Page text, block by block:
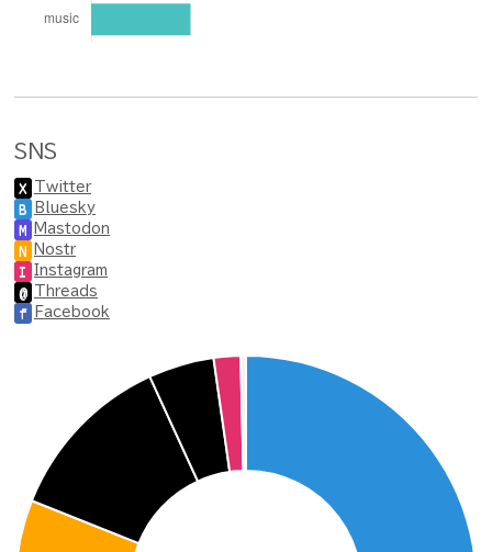
SNS
X Twitter
B Bluesky
M Mastodon
N Nostr
I Instagram
@ Threads
f Facebook